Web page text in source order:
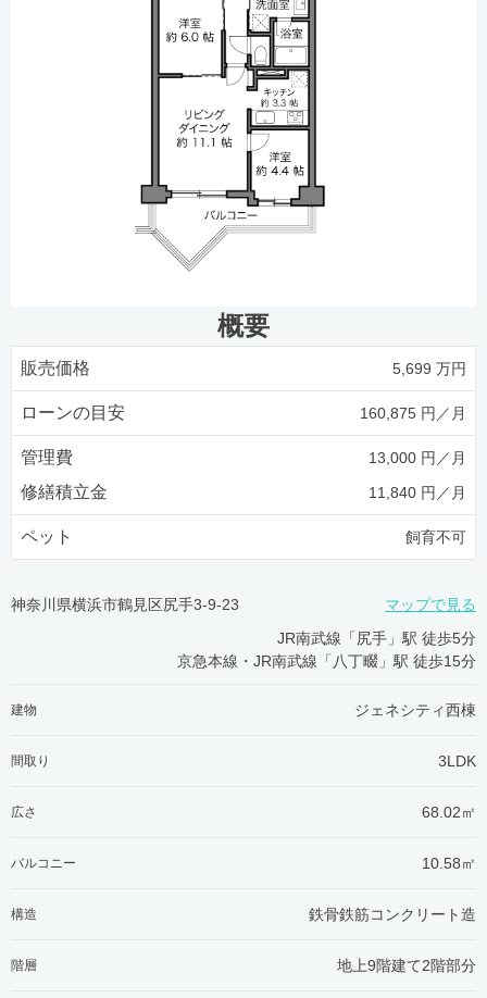
概要
販売価格 5,699 万円
ローンの目安 160,875 円／月
管理費 13,000 円／月
修繕積立金 11,840 円／月
ペット 飼育不可
神奈川県横浜市鶴見区尻手3-9-23
マップで見る
JR南武線「尻手」駅 徒歩5分
京急本線・JR南武線「八丁畷」駅 徒歩15分
建物 ジェネシティ西棟
間取り 3LDK
広さ 68.02㎡
バルコニー 10.58㎡
構造 鉄骨鉄筋コンクリート造
階層 地上9階建て2階部分